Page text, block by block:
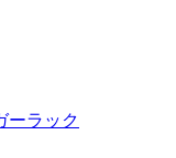
ーラック